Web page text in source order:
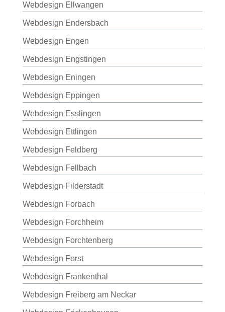
Webdesign Ellwangen
Webdesign Endersbach
Webdesign Engen
Webdesign Engstingen
Webdesign Eningen
Webdesign Eppingen
Webdesign Esslingen
Webdesign Ettlingen
Webdesign Feldberg
Webdesign Fellbach
Webdesign Filderstadt
Webdesign Forbach
Webdesign Forchheim
Webdesign Forchtenberg
Webdesign Forst
Webdesign Frankenthal
Webdesign Freiberg am Neckar